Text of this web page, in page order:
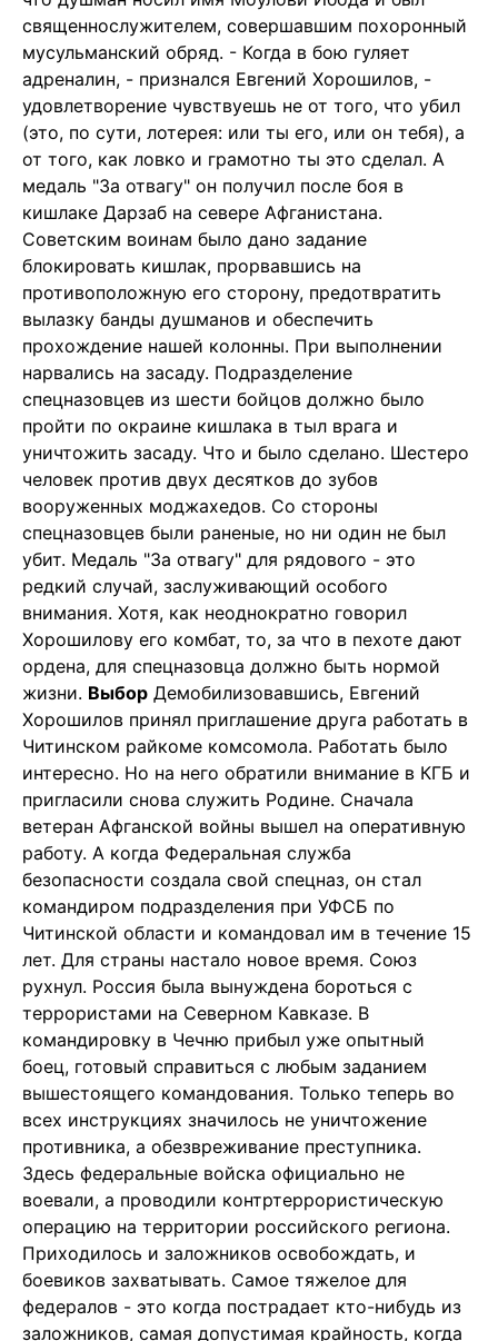
священнослужителем, совершавшим похоронный
мусульманский обряд. - Когда в бою гуляет
адреналин, - признался Евгений Хорошилов, -
удовлетворение чувствуешь не от того, что убил
(это, по сути, лотерея: или ты его, или он тебя), а
от того, как ловко и грамотно ты это сделал. А
медаль "За отвагу" он получил после боя в
кишлаке Дарзаб на севере Афганистана.
Советским воинам было дано задание
блокировать кишлак, прорвавшись на
противоположную его сторону, предотвратить
вылазку банды душманов и обеспечить
прохождение нашей колонны. При выполнении
нарвались на засаду. Подразделение
спецназовцев из шести бойцов должно было
пройти по окраине кишлака в тыл врага и
уничтожить засаду. Что и было сделано. Шестеро
человек против двух десятков до зубов
вооруженных моджахедов. Со стороны
спецназовцев были раненые, но ни один не был
убит. Медаль "За отвагу" для рядового - это
редкий случай, заслуживающий особого
внимания. Хотя, как неоднократно говорил
Хорошилову его комбат, то, за что в пехоте дают
ордена, для спецназовца должно быть нормой
жизни. Выбор Демобилизовавшись, Евгений
Хорошилов принял приглашение друга работать в
Читинском райкоме комсомола. Работать было
интересно. Но на него обратили внимание в КГБ и
пригласили снова служить Родине. Сначала
ветеран Афганской войны вышел на оперативную
работу. А когда Федеральная служба
безопасности создала свой спецназ, он стал
командиром подразделения при УФСБ по
Читинской области и командовал им в течение 15
лет. Для страны настало новое время. Союз
рухнул. Россия была вынуждена бороться с
террористами на Северном Кавказе. В
командировку в Чечню прибыл уже опытный
боец, готовый справиться с любым заданием
вышестоящего командования. Только теперь во
всех инструкциях значилось не уничтожение
противника, а обезвреживание преступника.
Здесь федеральные войска официально не
воевали, а проводили контртеррористическую
операцию на территории российского региона.
Приходилось и заложников освобождать, и
боевиков захватывать. Самое тяжелое для
федералов - это когда пострадает кто-нибудь из
заложников, самая допустимая крайность, когда